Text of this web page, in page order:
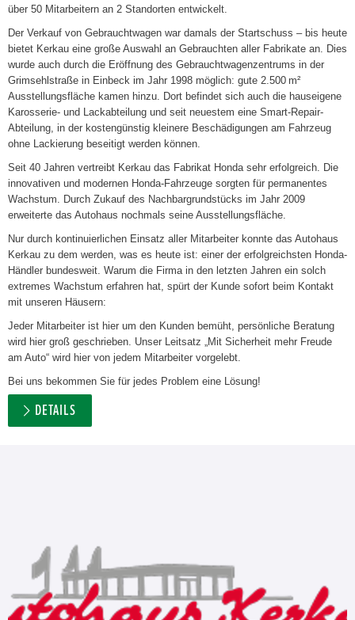
über 50 Mitarbeitern an 2 Standorten entwickelt.
Der Verkauf von Gebrauchtwagen war damals der Startschuss – bis heute
bietet Kerkau eine große Auswahl an Gebrauchten aller Fabrikate an. Dies
wurde auch durch die Eröffnung des Gebrauchtwagenzentrums in der
Grimsehlstraße in Einbeck im Jahr 1998 möglich: gute 2.500 m²
Ausstellungsfläche kamen hinzu. Dort befindet sich auch die hauseigene
Karosserie- und Lackabteilung und seit neuestem eine Smart-Repair-
Abteilung, in der kostengünstig kleinere Beschädigungen am Fahrzeug
ohne Lackierung beseitigt werden können.
Seit 40 Jahren vertreibt Kerkau das Fabrikat Honda sehr erfolgreich. Die
innovativen und modernen Honda-Fahrzeuge sorgten für permanentes
Wachstum. Durch Zukauf des Nachbargrundstücks im Jahr 2009
erweiterte das Autohaus nochmals seine Ausstellungsfläche.
Nur durch kontinuierlichen Einsatz aller Mitarbeiter konnte das Autohaus
Kerkau zu dem werden, was es heute ist: einer der erfolgreichsten Honda-
Händler bundesweit. Warum die Firma in den letzten Jahren ein solch
extremes Wachstum erfahren hat, spürt der Kunde sofort beim Kontakt
mit unseren Häusern:
Jeder Mitarbeiter ist hier um den Kunden bemüht, persönliche Beratung
wird hier groß geschrieben. Unser Leitsatz „Mit Sicherheit mehr Freude
am Auto“ wird hier von jedem Mitarbeiter vorgelebt.
Bei uns bekommen Sie für jedes Problem eine Lösung!
DETAILS